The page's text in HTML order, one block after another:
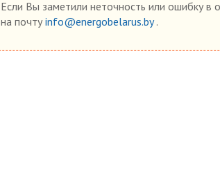
Если Вы заметили неточность или ошибку в
на почту info@energobelarus.by.